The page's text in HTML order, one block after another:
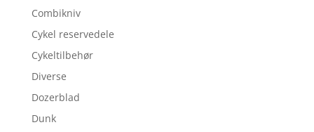
Combikniv
Cykel reservedele
Cykeltilbehør
Diverse
Dozerblad
Dunk